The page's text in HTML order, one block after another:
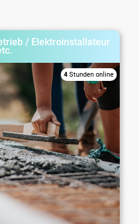
/ Elektroinstallateur
4 Stunden online